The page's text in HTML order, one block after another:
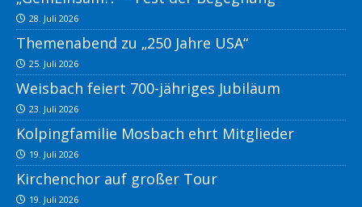
28. Juli 2026
Themenabend zu „250 Jahre USA“
25. Juli 2026
Weisbach feiert 700-jähriges Jubiläum
23. Juli 2026
Kolpingfamilie Mosbach ehrt Mitglieder
19. Juli 2026
Kirchenchor auf großer Tour
19. Juli 2026